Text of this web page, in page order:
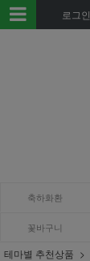
로그인
축하화환
꽃바구니
테마별 추천상품